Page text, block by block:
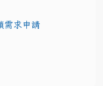
需求申請